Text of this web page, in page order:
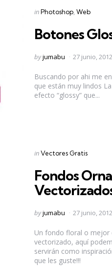
Categories
Posted
in Photoshop Web
Botones
Posted
byjumabu 27 junio, 2012
Buscando por ahi me
que están muy lindos
efecto “glossy” que...
Categories
Posted
in Vectores Gratis
Fondos
Posted
byjumabu 27 junio, 2012
Un fondo floral o mejor
vectorizado, aquí
servirán como
que les guste!!!